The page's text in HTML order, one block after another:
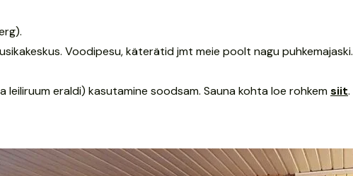
Voodipesu, käterätid jmt meie poolt nagu puhkemajaski.
leiliruum eraldi) kasutamine soodsam. Sauna kohta loe rohkemsiit.